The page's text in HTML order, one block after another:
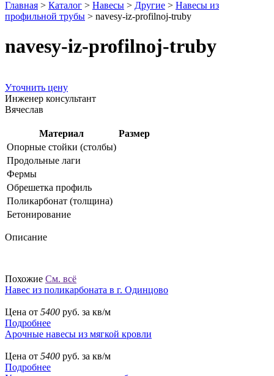
Главная > Каталог > Навесы > Другие > Навесы из
профильной трубы > navesy-iz-profilnoj-truby
navesy-iz-profilnoj-truby
Уточнить цену
Инженер консультант
Вячеслав
Материал
Размер
Опорные стойки (столбы)
Продольные лаги
Фермы
Обрешетка профиль
Поликарбонат (толщина)
Бетонирование
Описание
Похожие См. всё
Навес из поликарбоната в г. Одинцово
Цена от 5400 руб. за кв/м
Подробнее
Арочные навесы из мягкой кровли
Цена от 5400 руб. за кв/м
Подробнее